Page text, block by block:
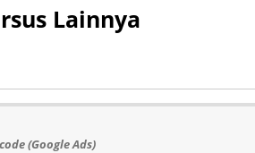
Lainnya
(Google Ads)